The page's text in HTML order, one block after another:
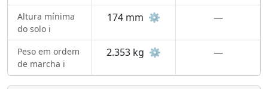
Altura mínima
do solo ℹ️
174 mm ⚙️ —
Peso em ordem
de marcha ℹ️
2.353 kg ⚙️ —